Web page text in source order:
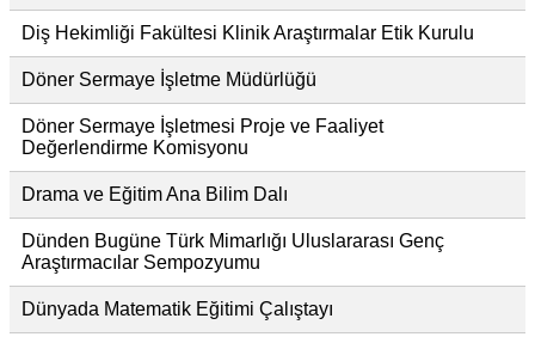
Diş Hekimliği Fakültesi Klinik Araştırmalar Etik Kurulu
Döner Sermaye İşletme Müdürlüğü
Döner Sermaye İşletmesi Proje ve Faaliyet
Değerlendirme Komisyonu
Drama ve Eğitim Ana Bilim Dalı
Dünden Bugüne Türk Mimarlığı Uluslararası Genç
Araştırmacılar Sempozyumu
Dünyada Matematik Eğitimi Çalıştayı